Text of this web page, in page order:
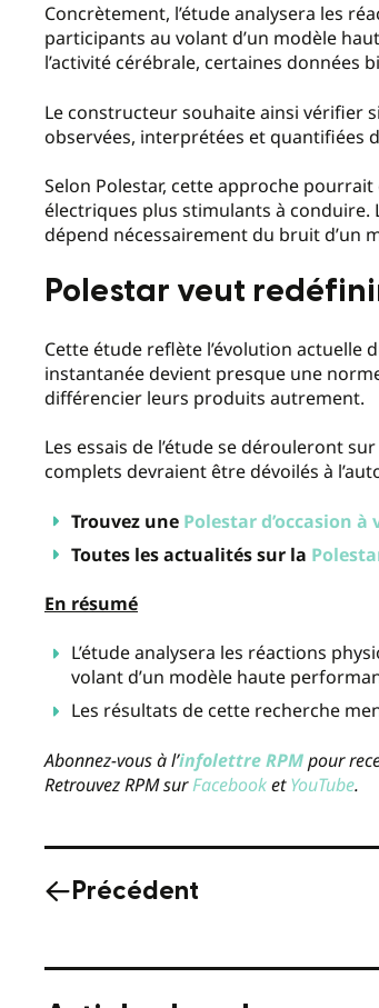
Concrètement, l’étude analysera les
participants au volant d’un modèle
l’activité cérébrale, certaines
Le constructeur souhaite ainsi vérifier
observées, interprétées et quantifiées
Selon Polestar, cette approche
électriques plus stimulants à conduire.
dépend nécessairement du bruit d’un
Polestar veut
Cette étude reflète l’évolution actuelle
instantanée devient presque une
différencier leurs produits autrement.
Les essais de l’étude se dérouleront
complets devraient être dévoilés à
Trouvez une Polestar d’occasion à
Toutes les actualités sur la
En résumé
L’étude analysera les réactions
volant d’un modèle haute
Les résultats de cette recherche
Abonnez-vous à l’infolettre RPMpour
Retrouvez RPM surFacebooketYouTube.
Précédent